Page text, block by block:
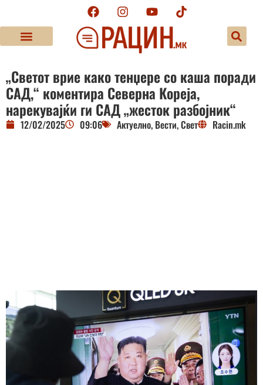
„Светот врие како тенџере со каша поради
САД,“ коментира Северна Кореја,
нарекувајќи ги САД „жесток разбојник“
12/02/2025 09:06 Актуелно, Вести,Свет Racin.mk